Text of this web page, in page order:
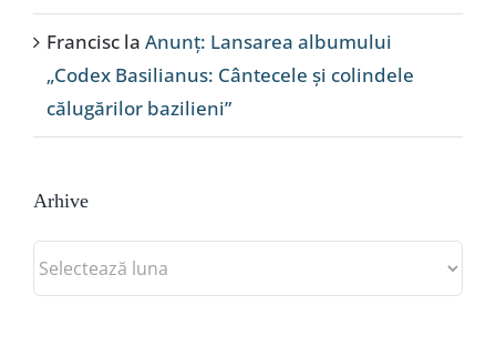
Francisc la Anunț: Lansarea albumului
„Codex Basilianus: Cântecele și colindele
călugărilor bazilieni”
Arhive
Arhive